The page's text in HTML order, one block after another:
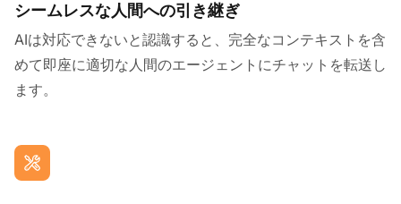
シームレスな人間への引き継ぎ
AIは対応できないと認識すると、完全なコンテキストを含
めて即座に適切な人間のエージェントにチャットを転送し
ます。